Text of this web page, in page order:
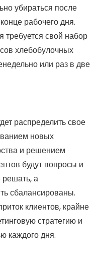
убираться после
рабочего дня.
требуется свой набор
хлебобулочных
или раз в две
распределить свое
новых
и решением
будут вопросы и
а
сбалансированы.
клиентов, крайне
стратегию и
каждого дня.